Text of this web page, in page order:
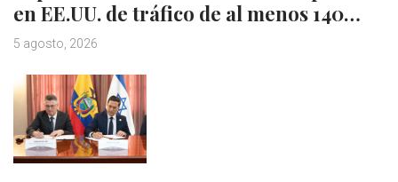
en EE.UU. de tráfico de al menos 140…
5 agosto, 2026